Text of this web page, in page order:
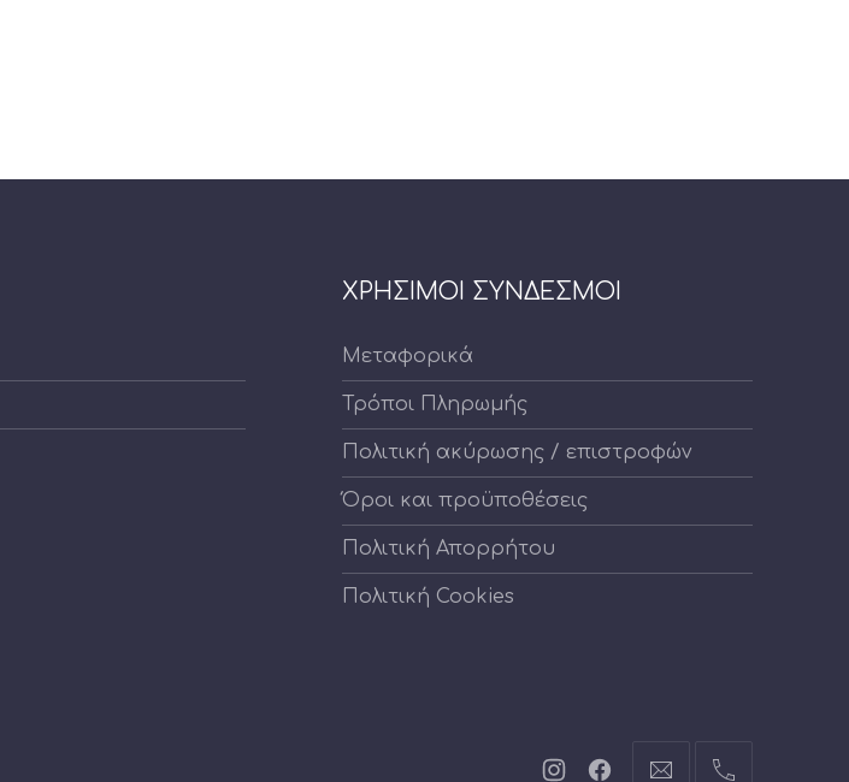
ΧΡΗΣΙΜΟΙ ΣΥΝΔΕΣΜΟΙ
Μεταφορικά
Τρόποι Πληρωμής
Πολιτική ακύρωσης / επιστροφών
Όροι και προϋποθέσεις
Πολιτική Απορρήτου
Πολιτική Cookies